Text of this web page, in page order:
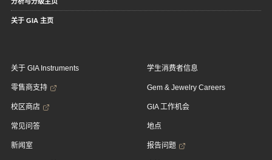
关于 GIA 主页
关于 GIA Instruments
零售商支持
校区商店
常见问答
新闻室
学生消费者信息
Gem & Jewelry Careers
GIA 工作机会
地点
报告问题